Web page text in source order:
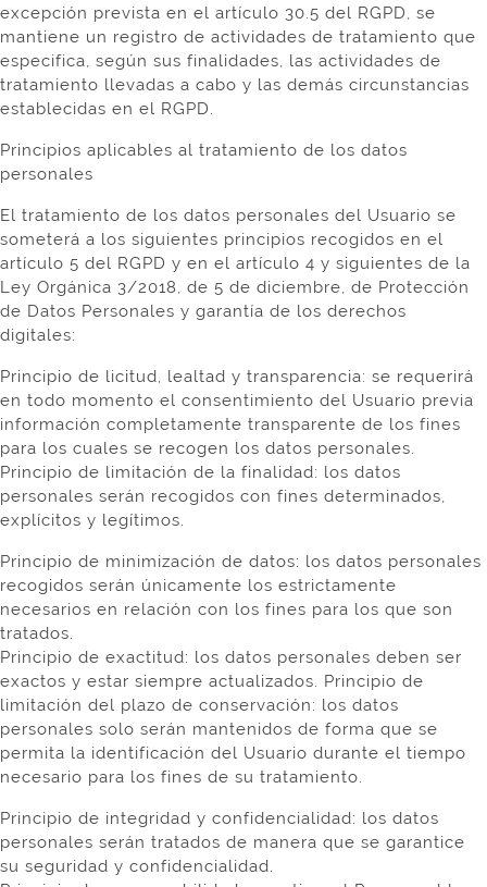
excepción prevista en el artículo 30.5 del RGPD, se
mantiene un registro de actividades de tratamiento que
especifica, según sus finalidades, las actividades de
tratamiento llevadas a cabo y las demás circunstancias
establecidas en el RGPD.
Principios aplicables al tratamiento de los datos
personales
El tratamiento de los datos personales del Usuario se
someterá a los siguientes principios recogidos en el
artículo 5 del RGPD y en el artículo 4 y siguientes de la
Ley Orgánica 3/2018, de 5 de diciembre, de Protección
de Datos Personales y garantía de los derechos
digitales:
Principio de licitud, lealtad y transparencia: se requerirá
en todo momento el consentimiento del Usuario previa
información completamente transparente de los fines
para los cuales se recogen los datos personales.
Principio de limitación de la finalidad: los datos
personales serán recogidos con fines determinados,
explícitos y legítimos.
Principio de minimización de datos: los datos personales
recogidos serán únicamente los estrictamente
necesarios en relación con los fines para los que son
tratados.
Principio de exactitud: los datos personales deben ser
exactos y estar siempre actualizados. Principio de
limitación del plazo de conservación: los datos
personales solo serán mantenidos de forma que se
permita la identificación del Usuario durante el tiempo
necesario para los fines de su tratamiento.
Principio de integridad y confidencialidad: los datos
personales serán tratados de manera que se garantice
su seguridad y confidencialidad.